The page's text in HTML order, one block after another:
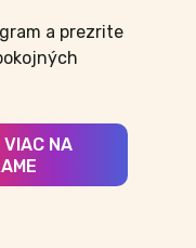
a prezrite
VIAC NA